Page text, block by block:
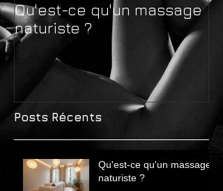
Qu'est-ce qu'un massage
naturiste ?
Posts Récents
Qu'est-ce qu'un massage
naturiste ?